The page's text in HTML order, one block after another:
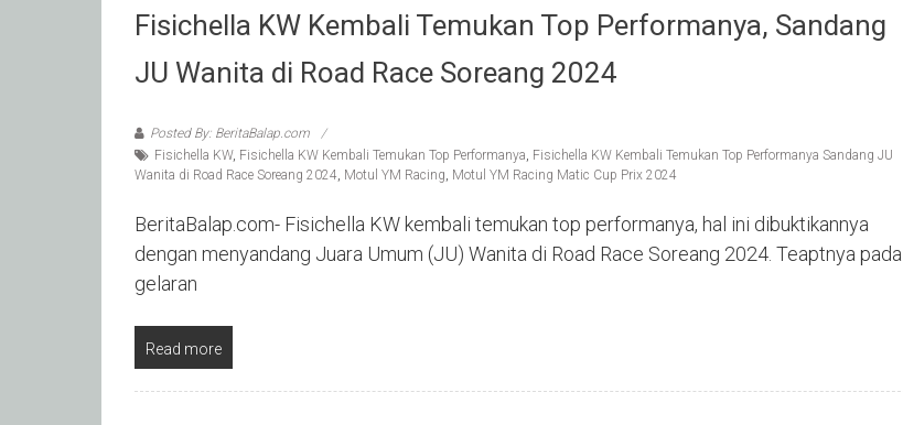
Fisichella KW Kembali Temukan Top Performanya, Sandang
JU Wanita di Road Race Soreang 2024
Posted By: BeritaBalap.com
Fisichella KW, Fisichella KW Kembali Temukan Top Performanya, Fisichella KW Kembali Temukan Top Performanya Sandang JU
Wanita di Road Race Soreang 2024, Motul YM Racing, Motul YM Racing Matic Cup Prix 2024
BeritaBalap.com- Fisichella KW kembali temukan top performanya, hal ini dibuktikannya
dengan menyandang Juara Umum (JU) Wanita di Road Race Soreang 2024. Teaptnya pada
gelaran
Read more